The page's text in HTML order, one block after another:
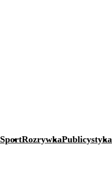
SportRozrywkaPublicystyka